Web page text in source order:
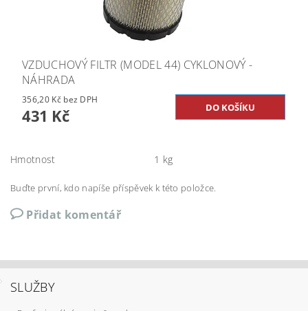
VZDUCHOVÝ FILTR (MODEL 44) CYKLONOVÝ -
NÁHRADA
356,20 Kč bez DPH
431 Kč
Hmotnost 1 kg
Buďte první, kdo napíše příspěvek k této položce.
Přidat komentář
SLUŽBY